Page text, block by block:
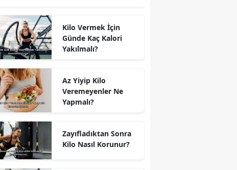
Kilo Vermek İçin
Günde Kaç Kalori
Yakılmalı?
Az Yiyip Kilo
Veremeyenler Ne
Yapmalı?
Zayıfladıktan Sonra
Kilo Nasıl Korunur?